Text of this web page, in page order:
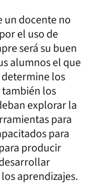
un docente no
el uso de
será su buen
alumnos el que
los
también los
explorar la
para
para
producir
aprendizajes.